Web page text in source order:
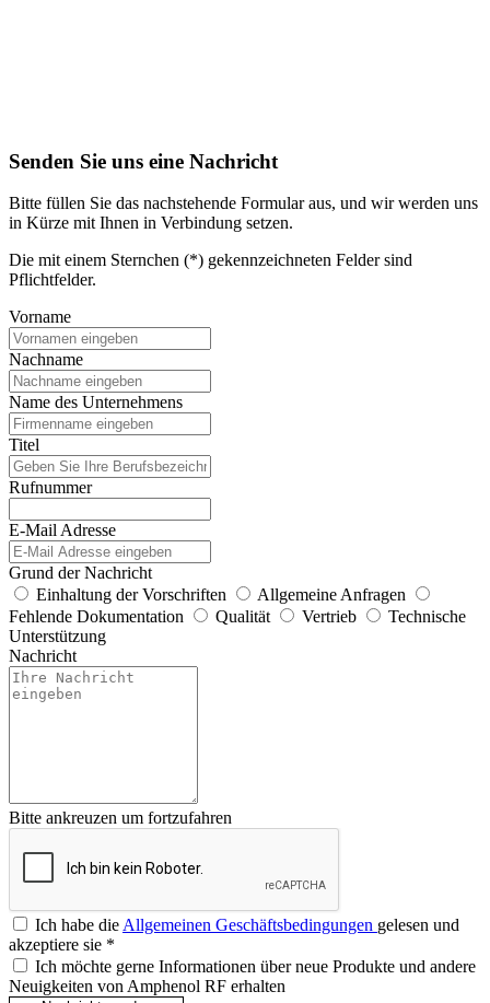
Senden Sie uns eine Nachricht
Bitte füllen Sie das nachstehende Formular aus, und wir werden uns
in Kürze mit Ihnen in Verbindung setzen.
Die mit einem Sternchen (*) gekennzeichneten Felder sind
Pflichtfelder.
Vorname
Nachname
Name des Unternehmens
Titel
Rufnummer
E-Mail Adresse
Grund der Nachricht
Einhaltung der Vorschriften
Allgemeine Anfragen
Fehlende Dokumentation
Qualität Vertrieb
Technische
Unterstützung
Nachricht
Bitte ankreuzen um fortzufahren
Ich habe dieAllgemeinen Geschäftsbedingungen gelesen und
akzeptiere sie *
Ich möchte gerne Informationen über neue Produkte und andere
Neuigkeiten von Amphenol RF erhalten